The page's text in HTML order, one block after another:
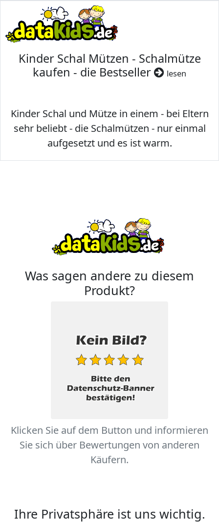
Kinder Schal Mützen - Schalmütze
kaufen - die Bestseller
lesen
Kinder Schal und Mütze in einem - bei Eltern
sehr beliebt - die Schalmützen - nur einmal
aufgesetzt und es ist warm.
Was sagen andere zu diesem
Produkt?
Klicken Sie auf dem Button und informieren
Sie sich über Bewertungen von anderen
Käufern.
Ihre Privatsphäre ist uns wichtig.